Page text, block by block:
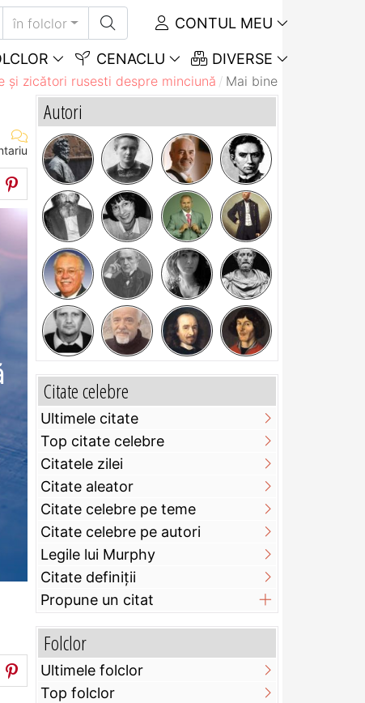
în folclor CONTUL MEU
CENACLU DIVERSE
și zicători rusesti despre minciună Mai bine pălmuieşte-
Autori
Citate celebre
Ultimele citate
Top citate celebre
Citatele zilei
Citate aleator
Citate celebre pe teme
Citate celebre pe autori
Legile lui Murphy
Citate definiţii
Propune un citat
Folclor
Ultimele folclor
Top folclor